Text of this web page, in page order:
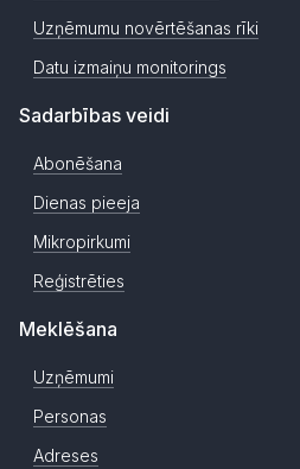
Uzņēmumu novērtēšanas rīki
Datu izmaiņu monitorings
Sadarbības veidi
Abonēšana
Dienas pieeja
Mikropirkumi
Reģistrēties
Meklēšana
Uzņēmumi
Personas
Adreses